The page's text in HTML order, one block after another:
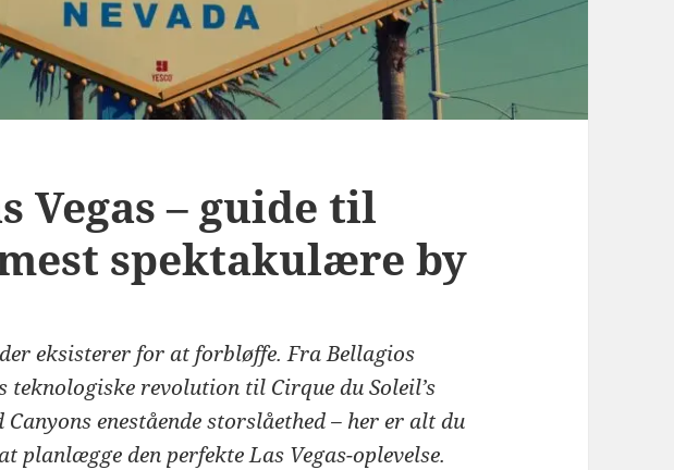
Vegas – guide til
spektakulære by
der eksisterer for at forbløffe. Fra Bellagios
teknologiske revolution til Cirque du Soleil’s
enestående storslåethed – her er alt du
planlægge den perfekte Las Vegas-oplevelse.